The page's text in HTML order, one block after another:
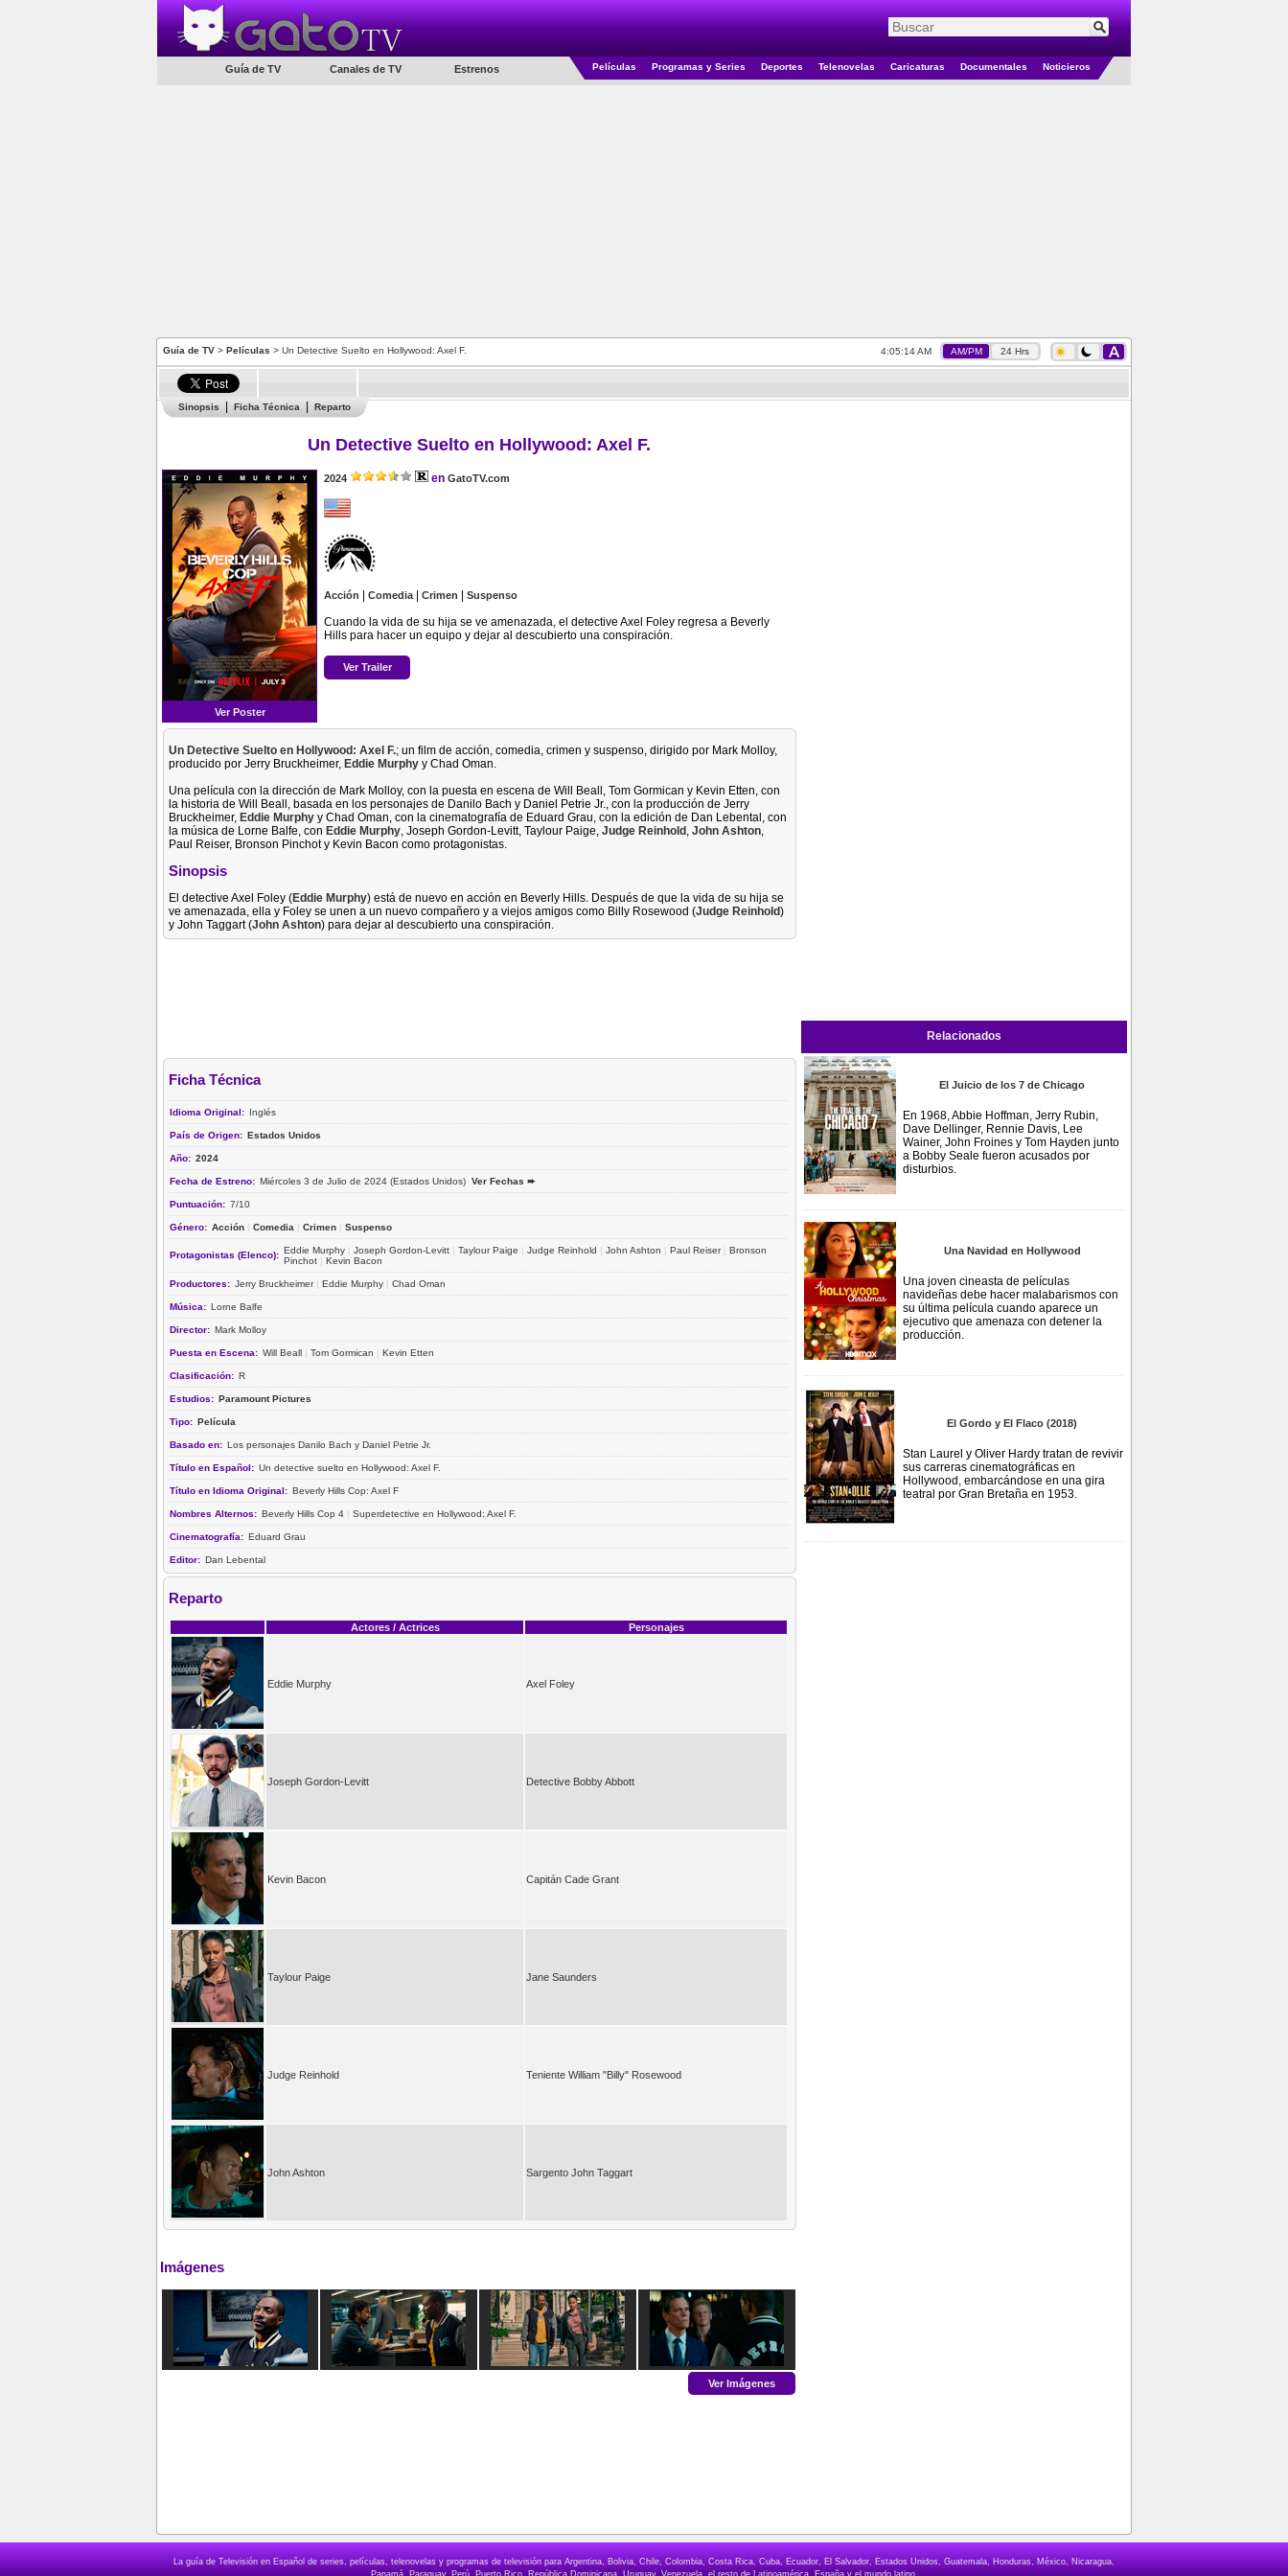
Guía de TV Canales de TV Estrenos Películas Programas y Series Deportes Telenovelas Caricaturas Documentales Noticieros
Guía de TV > Películas > Un Detective Suelto en Hollywood: Axel F. 4:05:15 AM AM/PM 24 Hrs
Sinopsis Ficha Técnica Reparto
Un Detective Suelto en Hollywood: Axel F.
Ver Poster
2024 en GatoTV.com
Acción Comedia| Crimen Suspenso
Cuando la vida de su hija se ve amenazada, el detective Axel Foley regresa a Beverly
Hills para hacer un equipo y dejar al descubierto una conspiración.
Ver Trailer
Un Detective Suelto en Hollywood: Axel F.; un film de acción, comedia, crimen y suspenso, dirigido por Mark Molloy,
producido por Jerry Bruckheimer, Eddie Murphy y Chad Oman.
Una película con la dirección de Mark Molloy, con la puesta en escena de Will Beall, Tom Gormican y Kevin Etten, con
la historia de Will Beall, basada en los personajes de Danilo Bach y Daniel Petrie Jr., con la producción de Jerry
Bruckheimer, Eddie Murphy y Chad Oman, con la cinematografía de Eduard Grau, con la edición de Dan Lebental, con
la música de Lorne Balfe, con Eddie Murphy, Joseph Gordon-Levitt, Taylour Paige, Judge Reinhold , John Ashton,
Paul Reiser, Bronson Pinchot y Kevin Bacon como protagonistas.
Sinopsis
El detective Axel Foley (Eddie Murphy) está de nuevo en acción en Beverly Hills. Después de que la vida de su hija se
ve amenazada, ella y Foley se unen a un nuevo compañero y a viejos amigos como Billy Rosewood (Judge Reinhold)
y John Taggart (John Ashton) para dejar al descubierto una conspiración.
Ficha Técnica
Idioma Original: Inglés
País de Origen: Estados Unidos
Año: 2024
Fecha de Estreno: Miércoles 3 de Julio de 2024 (Estados Unidos) Ver Fechas ➨
Puntuación: 7/10
Género: Acción | Comedia | Crimen | Suspenso
Protagonistas (Elenco): Eddie Murphy | Joseph Gordon-Levitt | Taylour Paige | Judge Reinhold | John Ashton | Paul Reiser| Bronson
Pinchot | Kevin Bacon
Productores: Jerry Bruckheimer| Eddie Murphy | Chad Oman
Música: Lorne Balfe
Director: Mark Molloy
Puesta en Escena: Will Beall | Tom Gormican | Kevin Etten
Clasificación: R
Estudios: Paramount Pictures
Tipo: Película
Basado en: Los personajes Danilo Bach y Daniel Petrie Jr.
Título en Español: Un detective suelto en Hollywood: Axel F.
Título en Idioma Original: Beverly Hills Cop: Axel F
Nombres Alternos: Beverly Hills Cop 4 | Superdetective en Hollywood: Axel F.
Cinematografía: Eduard Grau
Editor: Dan Lebental
Reparto
Actores / Actrices Personajes
Eddie Murphy Axel Foley
Joseph Gordon-Levitt Detective Bobby Abbott
Kevin Bacon Capitán Cade Grant
Taylour Paige Jane Saunders
Judge Reinhold Teniente William "Billy" Rosewood
John Ashton Sargento John Taggart
Imágenes
Ver Imágenes
Relacionados
El Juicio de los 7 de Chicago
En 1968, Abbie Hoffman, Jerry Rubin,
Dave Dellinger, Rennie Davis, Lee
Wainer, John Froines y Tom Hayden junto
a Bobby Seale fueron acusados por
disturbios.
Una Navidad en Hollywood
Una joven cineasta de películas
navideñas debe hacer malabarismos con
su última película cuando aparece un
ejecutivo que amenaza con detener la
producción.
El Gordo y El Flaco (2018)
Stan Laurel y Oliver Hardy tratan de revivir
sus carreras cinematográficas en
Hollywood, embarcándose en una gira
teatral por Gran Bretaña en 1953.
La guía de Televisión en Español de series, películas, telenovelas y programas de televisión para Argentina, Bolivia, Chile, Colombia, Costa Rica, Cuba, Ecuador, El Salvador, Estados Unidos, Guatemala, Honduras, México, Nicaragua,
Panamá, Paraguay, Perú, Puerto Rico, República Dominicana, Uruguay, Venezuela, el resto de Latinoamérica, España y el mundo latino.